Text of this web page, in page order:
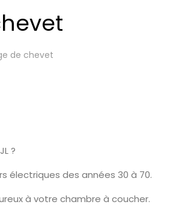
de chevet
?
électriques des années 30 à 70.
à votre chambre à coucher.